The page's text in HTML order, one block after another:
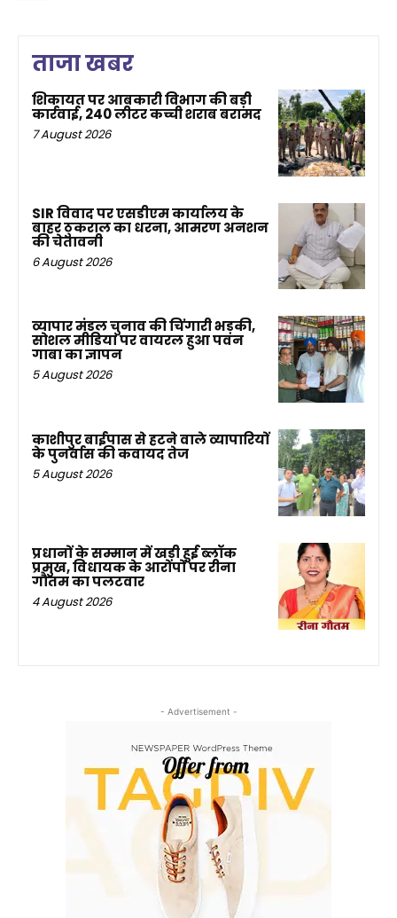
ताजा खबर
शिकायत पर आबकारी विभाग की बड़ी
कार्रवाई, 240 लीटर कच्ची शराब बरामद
7 August 2026
SIR विवाद पर एसडीएम कार्यालय के
बाहर ठुकराल का धरना, आमरण अनशन
की चेतावनी
6 August 2026
व्यापार मंडल चुनाव की चिंगारी भड़की,
सोशल मीडिया पर वायरल हुआ पवन
गाबा का ज्ञापन
5 August 2026
काशीपुर बाईपास से हटने वाले व्यापारियों
के पुनर्वास की कवायद तेज
5 August 2026
प्रधानों के सम्मान में खड़ी हुई ब्लॉक
प्रमुख, विधायक के आरोपों पर रीना
गौतम का पलटवार
4 August 2026
- Advertisement -